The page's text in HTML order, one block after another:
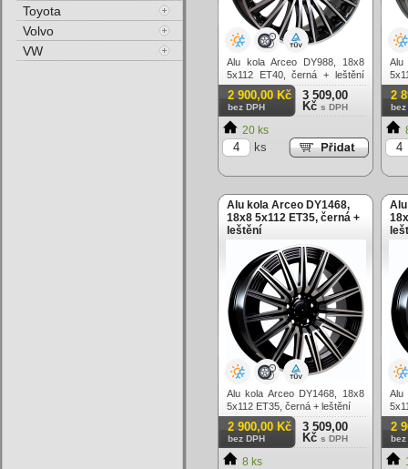
Alu kola Arceo DY988, 18x8
5x112 ET40, černá + leštění
(zátěžová)
2 900,00 Kč
bez DPH
3 509,00
Kč s DPH
20 ks
ks
Alu
2
bez
Alu kola Arceo DY1468,
18x8 5x112 ET35, černá +
leštění
Alu kola Arceo DY1468, 18x8
5x112 ET35, černá + leštění
2 900,00 Kč
bez DPH
3 509,00
Kč s DPH
8 ks
Alu
2
bez
Toyota
Volvo
VW